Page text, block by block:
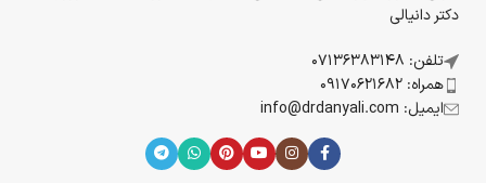
دکتر دانیالی
تلفن: 07136383148
همراه: 09170621682
ایمیل: info@drdanyali.com